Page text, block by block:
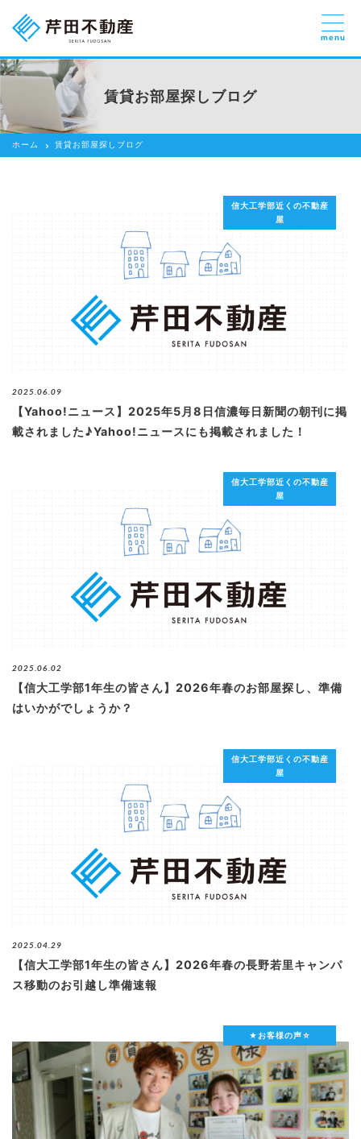
売りたい
貸したい方
依頼する
借りたい
賃貸管理のご提案
スタッフ紹介
ブログ
お部屋探し専用LINEはこちら
menu
賃貸お部屋探しブログ
ホーム 賃貸お部屋探しブログ
信大工学部近くの不動産
屋
2025.06.09
【Yahoo!ニュース】2025年5月8日信濃毎日新聞の朝刊に掲
載されました♪Yahoo!ニュースにも掲載されました！
信大工学部近くの不動産
屋
2025.06.02
【信大工学部1年生の皆さん】2026年春のお部屋探し、準備
はいかがでしょうか？
信大工学部近くの不動産
屋
2025.04.29
【信大工学部1年生の皆さん】2026年春の長野若里キャンパ
ス移動のお引越し準備速報
★お客様の声☆